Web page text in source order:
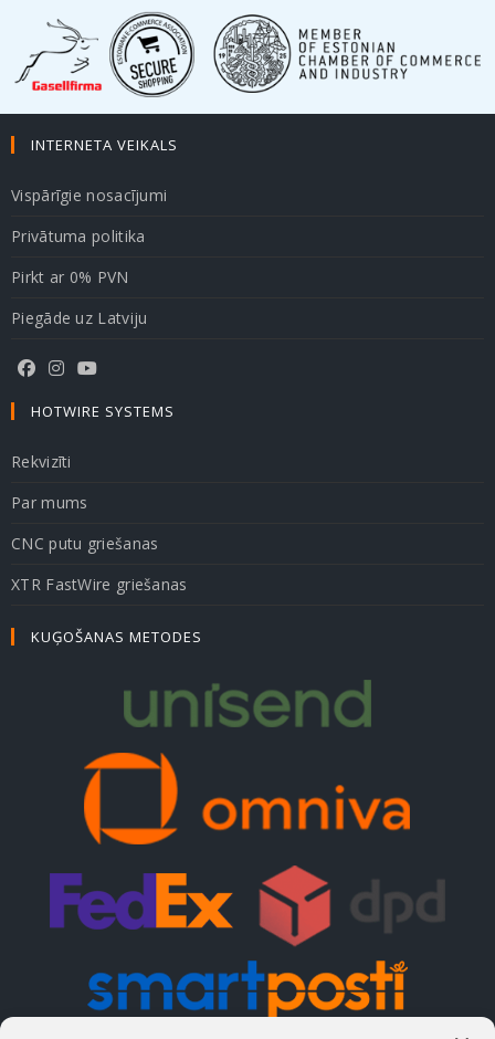
INTERNETA VEIKALS
Vispārīgie nosacījumi
Privātuma politika
Pirkt ar 0% PVN
Piegāde uz Latviju
HOTWIRE SYSTEMS
Rekvizīti
Par mums
CNC putu griešanas
XTR FastWire griešanas
KUĢOŠANAS METODES